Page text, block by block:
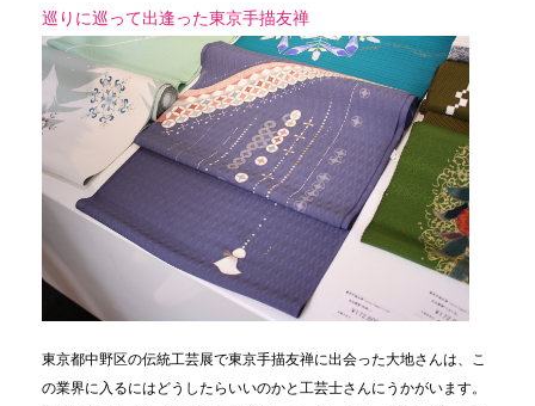
巡りに巡って出逢った東京手描友禅
東京都中野区の伝統工芸展で東京手描友禅に出会った大地さんは、こ
の業界に入るにはどうしたらいいのかと工芸士さんにうかがいます。